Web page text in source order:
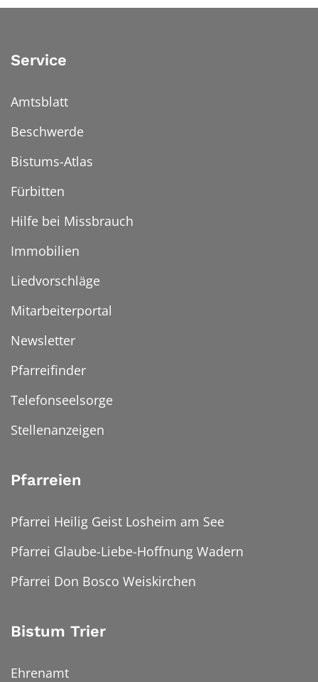
Service
Amtsblatt
Beschwerde
Bistums-Atlas
Fürbitten
Hilfe bei Missbrauch
Immobilien
Liedvorschläge
Mitarbeiterportal
Newsletter
Pfarreifinder
Telefonseelsorge
Stellenanzeigen
Pfarreien
Pfarrei Heilig Geist Losheim am See
Pfarrei Glaube-Liebe-Hoffnung Wadern
Pfarrei Don Bosco Weiskirchen
Bistum Trier
Ehrenamt